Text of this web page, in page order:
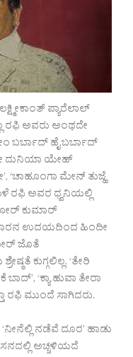
ಪ್ಯಾರೆಲಾಲ್
ರಫಿ ಅವರು ಅಂಥದೇ
ಬರ್ಬಾದ್ ಹೈ ಬರ್ಬಾದ್
ದುನಿಯಾ ಯೇಹ್
ಮೇನ್ ತುಜ್ಹೆ
ರಫಿ ಅವರ ಧ್ವನಿಯಲ್ಲಿ
ಕುಮಾರ್
ಉದಯದಿಂದ ಹಿಂದೀ
ಜೊತೆ
ಕುಗ್ಗಲಿಲ್ಲ. ‘ತೇರಿ
‘ಕ್ಯಾ ಹುವಾ ತೇರಾ
ರಫಿ ಮುಂದೆ ಸಾಗಿದರು.
ನಡೆವೆ ದೂರ’ ಹಾಡು
ಅಚ್ಚಳಿಯದೆ